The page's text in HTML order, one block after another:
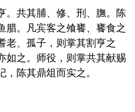
。共其脯、修、刑、膴。陈
腊。凡宾客之飧饔、饔食之
老、孤子，则掌其割亨之
如之。师役，则掌共其献赐